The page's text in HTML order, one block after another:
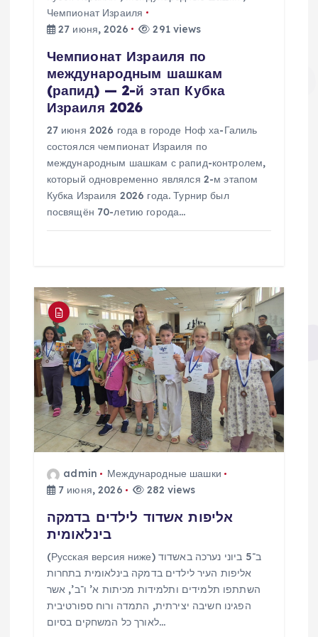
Чемпионат Израиля
27 июня, 2026
291 views
Чемпионат Израиля по
международным шашкам
(рапид) — 2-й этап Кубка
Израиля 2026
27 июня 2026 года в городе Ноф ха-Галиль
состоялся чемпионат Израиля по
международным шашкам с рапид-контролем,
который одновременно являлся 2-м этапом
Кубка Израиля 2026 года. Турнир был
посвящён 70-летию города…
admin
Международные шашки
7 июня, 2026
282 views
אליפות אשדוד לילדים בדמקה
בינלאומית
(Русская версия ниже) ב־5 ביוני נערכה באשדוד
אליפות העיר לילדים בדמקה בינלאומית בתחרות
השתתפו תלמידים ותלמידות מכיתות א’ ו־ב’, אשר
הפגינו חשיבה יצירתית, התמדה ורוח ספורטיבית
לאורך כל המשחקים בסיום…